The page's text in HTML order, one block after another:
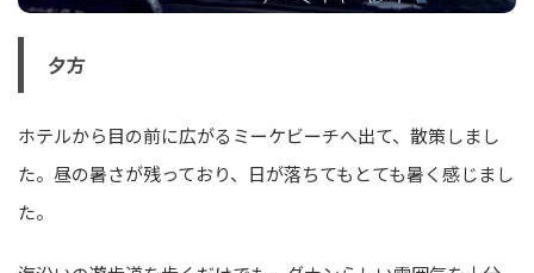
夕方
ホテルから目の前に広がるミーケビーチへ出て、散策しまし
た。昼の暑さが残っており、日が落ちてもとても暑く感じまし
た。